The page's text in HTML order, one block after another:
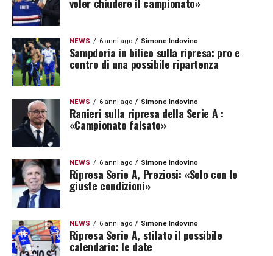
NEWS 6 anni ago Simone Indovino
Sampdoria in bilico sulla ripresa: pro e
contro di una possibile ripartenza
NEWS 6 anni ago Simone Indovino
Ranieri sulla ripresa della Serie A :
«Campionato falsato»
NEWS 6 anni ago Simone Indovino
Ripresa Serie A, Preziosi: «Solo con le
giuste condizioni»
NEWS 6 anni ago Simone Indovino
Ripresa Serie A, stilato il possibile
calendario: le date